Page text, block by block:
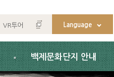
VR투어 Language
백제문화단지 안내